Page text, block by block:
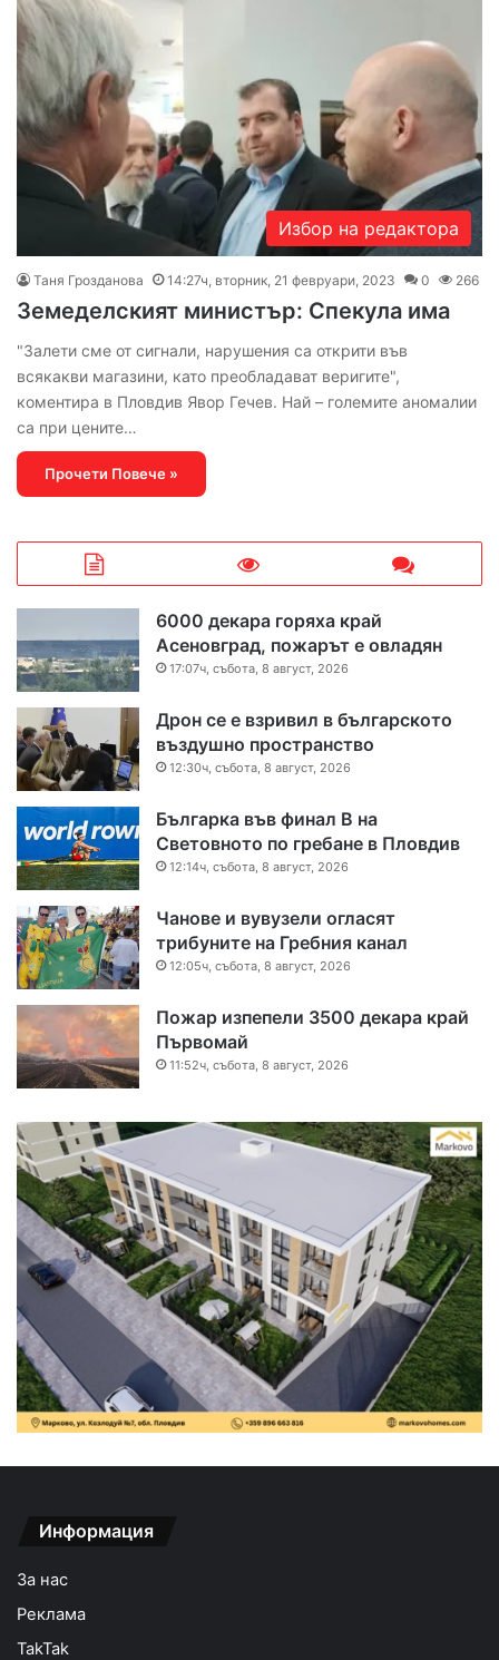
Избор на редактора
Таня Грозданова 14:27ч, вторник, 21 февруари, 2023 0 266
Земеделският министър: Спекула има
"Залети сме от сигнали, нарушения са открити във
всякакви магазини, като преобладават веригите",
коментира в Пловдив Явор Гечев. Най – големите аномалии
са при цените…
Прочети Повече »
6000 декара горяха край
Асеновград, пожарът е овладян
17:07ч, събота, 8 август, 2026
Дрон се е взривил в българското
въздушно пространство
12:30ч, събота, 8 август, 2026
Българка във финал B на
Световното по гребане в Пловдив
12:14ч, събота, 8 август, 2026
Чанове и вувузели огласят
трибуните на Гребния канал
12:05ч, събота, 8 август, 2026
Пожар изпепели 3500 декара край
Първомай
11:52ч, събота, 8 август, 2026
Информация
За нас
Реклама
TakTak